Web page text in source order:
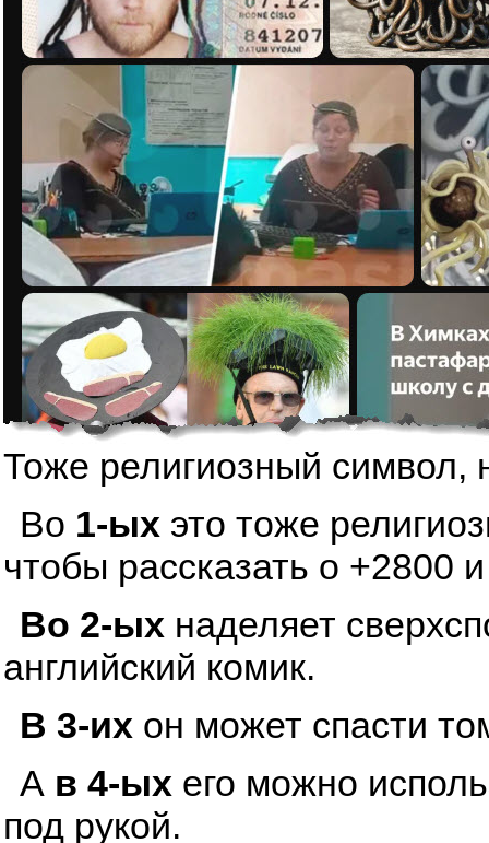
Тоже религиозный символ,
Во 1-ых это тоже
чтобы рассказать о +2800
Во 2-ых наделяет
английский комик.
В 3-их он может спасти
А в 4-ых его можно
под рукой.